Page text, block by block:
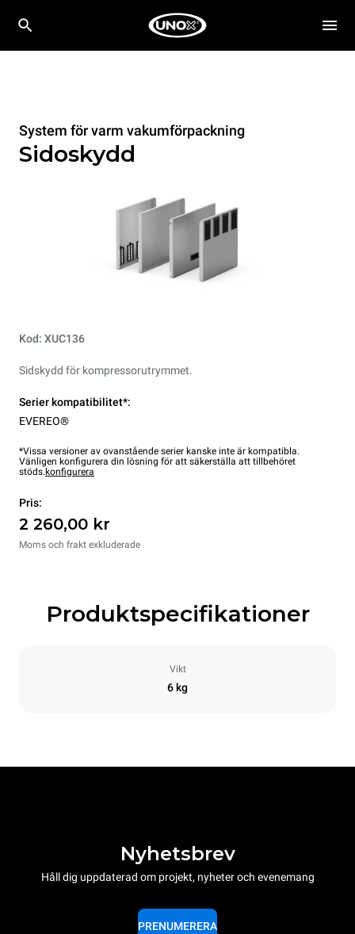
System för varm vakumförpackning
Sidoskydd
Kod: XUC136
Sidskydd för kompressorutrymmet.
Serier kompatibilitet*:
EVEREO®
*Vissa versioner av ovanstående serier kanske inte är kompatibla.
Vänligen konfigurera din lösning för att säkerställa att tillbehöret
stöds.konfigurera
Pris:
2 260,00 kr
Moms och frakt exkluderade
Produktspecifikationer
Vikt
6 kg
Nyhetsbrev
Håll dig uppdaterad om projekt, nyheter och evenemang
PRENUMERERA